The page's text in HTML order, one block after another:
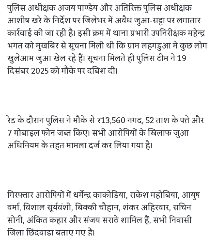
पुलिस अधीक्षक अजय पाण्डेय और अतिरिक्त पुलिस अधीक्षक
आशीष खरे के निर्देश पर जिलेभर में अवैध जुआ-सट्टा पर लगातार
कार्रवाई की जा रही है। इसी क्रम में थाना प्रभारी उपनिरीक्षक महेन्द्र
भगत को मुखबिर से सूचना मिली थी कि ग्राम लहगडुआ में कुछ लोग
खुलेआम जुआ खेल रहे हैं। सूचना मिलते ही पुलिस टीम ने 19
दिसंबर 2025 को मौके पर दबिश दी।
रेड के दौरान पुलिस ने मौके से ₹13,560 नगद, 52 ताश के पत्ते और
7 मोबाइल फोन जब्त किए। सभी आरोपियों के खिलाफ जुआ
अधिनियम के तहत मामला दर्ज कर लिया गया है।
गिरफ्तार आरोपियों में धर्मेन्द्र काकोडिया, राकेश महोबिया, आयुष
वर्मा, विशाल सूर्यवंशी, बिक्की चौहान, शंकर अहिरवार, सचिन
सोनी, अंकित कहार और संजय सराठे शामिल हैं, सभी निवासी